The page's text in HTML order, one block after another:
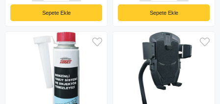
Sepete Ekle Sepete Ekle